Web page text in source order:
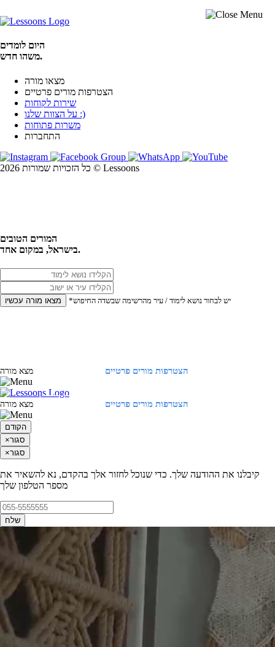
היום לומדים
משהו חדש.
מצאו מורה
הצטרפות מורים פרטיים
שירות לקוחות
על הצוות שלנו :)
משרות פתוחות
התחברות
כל הזכויות שמורות 2026 © Lessoons
המורים הטובים
בישראל, במקום אחד.
מצאו מורה עכשיו *יש לבחור נושא לימוד / עיר מהרשימה שבשדה החיפוש
הצטרפות מורים פרטיים מצא מורה
הצטרפות מורים פרטיים מצא מורה
הקודם
×סגור
×סגור
קיבלנו את ההודעה שלך. כדי שנוכל לחזור אלך בהקדם, נא להשאיר את
מספר הטלפון שלך
שלח